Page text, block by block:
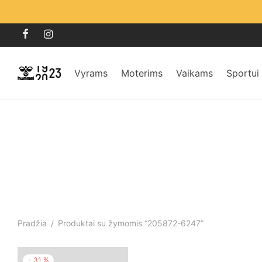
Vyrams Moterims Vaikams Sportui
Pradžia / Produktai su žymomis “205872-6247”
- 31 %